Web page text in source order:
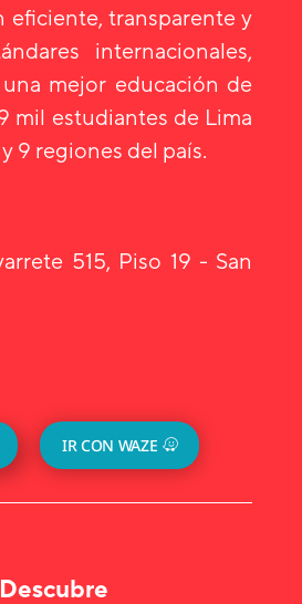
eficiente, transparente y
internacionales,
mejor educación de
mil estudiantes de Lima
9 regiones del país.
515, Piso 19 - San
IR CON WAZE
Descubre